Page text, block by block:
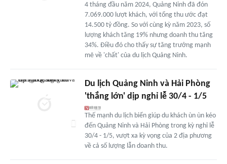
4 tháng đầu năm 2024, Quảng Ninh đã đón
7.069.000 lượt khách, với tổng thu ước đạt
14.500 tỷ đồng. So với cùng kỳ năm 2023, số
lượng khách tăng 19% nhưng doanh thu tăng
34%. Điều đó cho thấy sự tăng trưởng mạnh
mẽ về 'chất' của du lịch Quảng Ninh.
Du lịch Quảng Ninh và Hải Phòng
'thắng lớn' dịp nghỉ lễ 30/4 - 1/5
Thế mạnh du lịch biển giúp du khách ùn ùn kéo
đến Quảng Ninh và Hải Phòng trong kỳ nghỉ lễ
30/4 - 1/5, vượt xa kỳ vọng của 2 địa phương
về cả số lượng lẫn doanh thu.